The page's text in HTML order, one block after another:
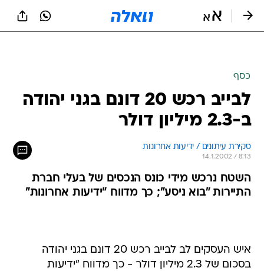
כסף
לבייב רכש 20 דונם בגני יהודה
ב-2.3 מיליון דולר
סקירת עיתונים / ידיעות אחרונות
14.1.2002 / 8:13
השטח נרכש מידי כונס הנכסים של בעלי חברת
התיירות "בוא ניסע"; כך מדווח "ידיעות אחרונות"
איש העסקים לב לבייב רכש 20 דונם בגני יהודה
בסכום של 2.3 מיליון דולר - כך מדווח "ידיעות